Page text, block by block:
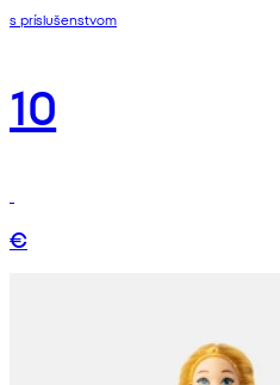
s príslušenstvom
10
€